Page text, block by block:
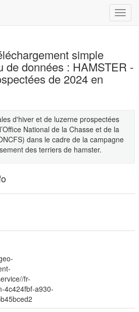
simple
de données : HAMSTER -
de 2024 en
d'hiver et de luzerne prospectées
National de la Chasse et de la
dans le cadre de la campagne
des terriers de hamster.
fr-
4c424fbf-a930-